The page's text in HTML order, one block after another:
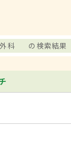
科 の検索結果